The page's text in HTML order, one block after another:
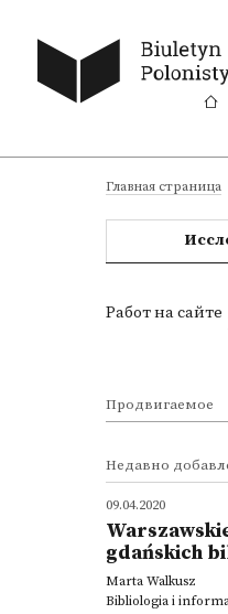
Главная страница
Работ на сайте
Продвигаемое
Недавно
09.04.2020
gdańskich
Marta Walkusz
Bibliologia i